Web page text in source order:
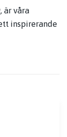
är våra
inspirerande